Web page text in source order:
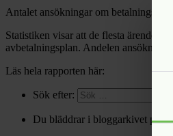
Antalet ansökningar om
Statistiken visar att de flesta ärenden
avbetalningsplan. Andelen
Läs hela rapporten här:
Sök efter:
Du bläddrar i bloggarkivet på